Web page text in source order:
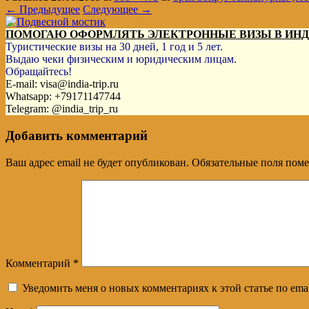
← Предыдущее Следующее →
ПОМОГАЮ ОФОРМЛЯТЬ ЭЛЕКТРОННЫЕ ВИЗЫ В
Туристические визы на 30 дней, 1 год и 5 лет.
Выдаю чеки физическим и юридическим лицам.
Обращайтесь!
E-mail: visa@india-trip.ru
Whatsapp: +79171147744
Telegram: @india_trip_ru
Добавить комментарий
Ваш адрес email не будет опубликован. Обязательные поля
Комментарий *
Уведомить меня о новых комментариях к этой статье по